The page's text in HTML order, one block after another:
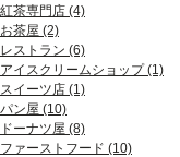
吉祥寺 (3)
麻布十番 (1)
目黒 (2)
中目黒 (1)
奥沢 (1)
二子玉川 (3)
京橋 (1)
清澄白河 (1)
北浜 (13)
中之島 (1)
天満橋 (4)
肥後橋 (4)
江戸堀 (2)
靭公園 (3)
本町 (7)
淀屋橋 (1)
紅茶専門店 (4)
お茶屋 (2)
レストラン (6)
アイスクリームショップ (1)
スイーツ店 (1)
パン屋 (10)
ドーナツ屋 (8)
ファーストフード (10)